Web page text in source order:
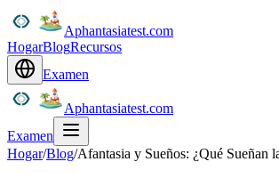
Aphantasiatest.com
HogarBlogRecursos
Examen
Aphantasiatest.com
Examen
Hogar/Blog/Afantasia y Sueños: ¿Qué Sueñan